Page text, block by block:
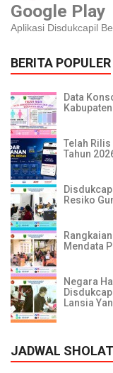
Google Play
Aplikasi Disdukcapil
BERITA POPULER
Data
Telah
Tahun
Resiko
Mendata
Negara
Lansia
JADWAL SHOLAT